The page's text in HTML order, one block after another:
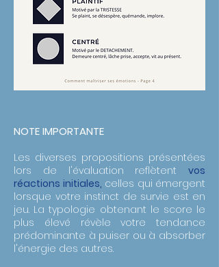
NOTE IMPORTANTE
Les diverses propositions présentées
lors de l'évaluation reflètent vos
réactions initiales, celles qui émergent
lorsque votre instinct de survie est en
jeu. La typologie obtenant le score le
plus élevé révèle votre tendance
prédominante à puiser ou à absorber
l'énergie des autres.